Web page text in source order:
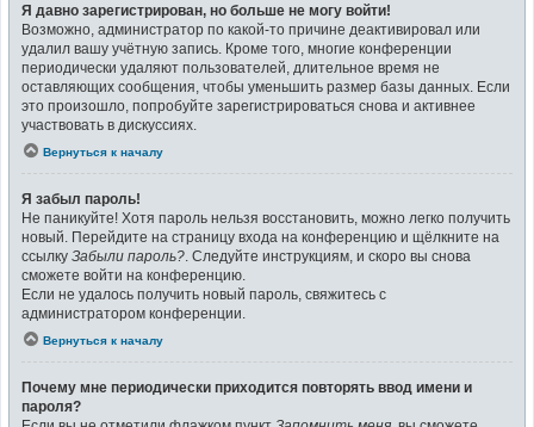
Я давно зарегистрирован, но больше не могу войти!
Возможно, администратор по какой-то причине деактивировал или
удалил вашу учётную запись. Кроме того, многие конференции
периодически удаляют пользователей, длительное время не
оставляющих сообщения, чтобы уменьшить размер базы данных. Если
это произошло, попробуйте зарегистрироваться снова и активнее
участвовать в дискуссиях.
Вернуться к началу
Я забыл пароль!
Не паникуйте! Хотя пароль нельзя восстановить, можно легко получить
новый. Перейдите на страницу входа на конференцию и щёлкните на
ссылку Забыли пароль? . Следуйте инструкциям, и скоро вы снова
сможете войти на конференцию.
Если не удалось получить новый пароль, свяжитесь с
администратором конференции.
Вернуться к началу
Почему мне периодически приходится повторять ввод имени и
пароля?